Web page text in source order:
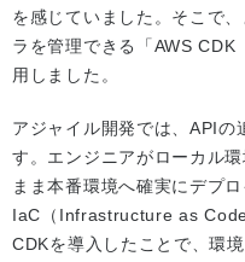
を感じていました。そこで
ラを管理できる「AWS
用しました。
アジャイル開発では、APIの
す。エンジニアがローカル
まま本番環境へ確実にデプロ
IaC（Infrastructure as Code
CDKを導入したことで、環